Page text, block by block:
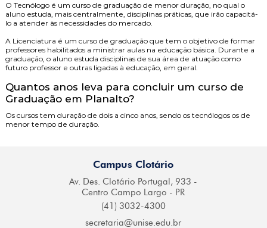
O Tecnólogoé um curso de graduação de menor duração, no qual o
aluno estuda, mais centralmente, disciplinas práticas, que irão capacitá-
lo a atender às necessidades do mercado.
A Licenciatura é um curso de graduação que tem o objetivo de formar
professores habilitados a ministrar aulas na educação básica. Durante a
graduação, o aluno estuda disciplinas de sua área de atuação como
futuro professor e outras ligadas à educação, em geral.
Quantos anos leva para concluir um curso de
Graduação em Planalto?
Os cursos tem duração de dois a cinco anos, sendo os tecnólogos os de
menor tempo de duração.
Campus Clotário
Av. Des. Clotário Portugal, 933 -
Centro Campo Largo - PR
(41) 3032-4300
secretaria@unise.edu.br